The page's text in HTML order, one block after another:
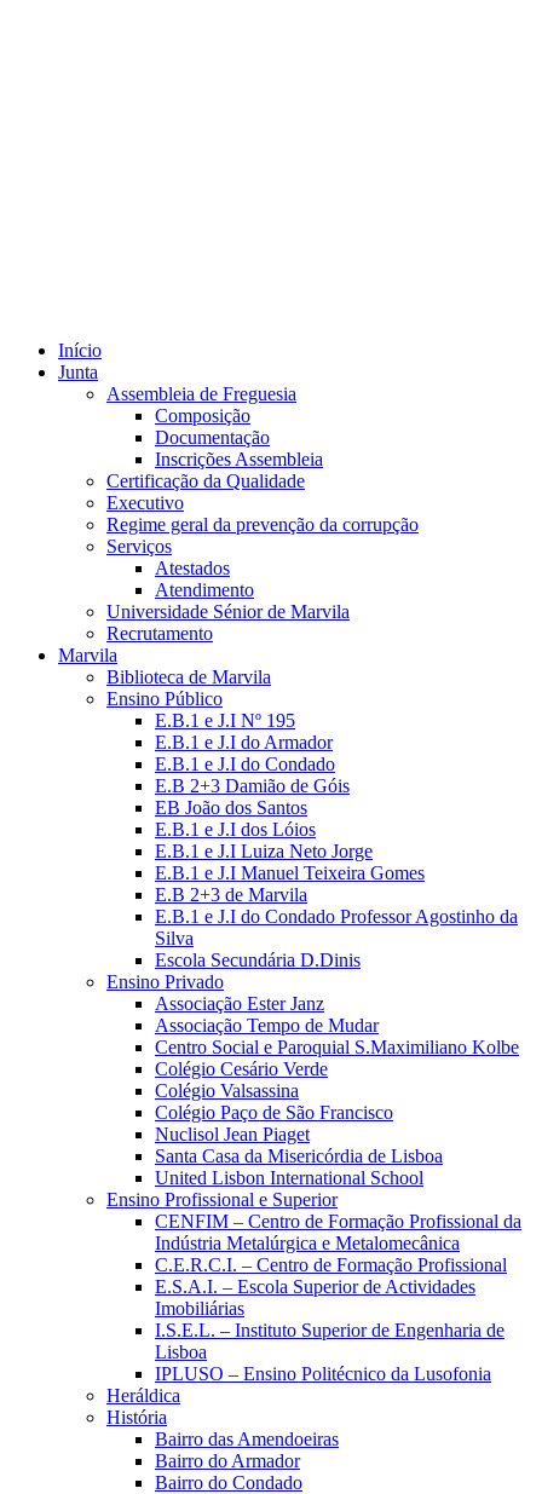
Início
Junta
Assembleia de Freguesia
Composição
Documentação
Inscrições Assembleia
Certificação da Qualidade
Executivo
Regime geral da prevenção da corrupção
Serviços
Atestados
Atendimento
Universidade Sénior de Marvila
Recrutamento
Marvila
Biblioteca de Marvila
Ensino Público
E.B.1 e J.I Nº 195
E.B.1 e J.I do Armador
E.B.1 e J.I do Condado
E.B 2+3 Damião de Góis
EB João dos Santos
E.B.1 e J.I dos Lóios
E.B.1 e J.I Luiza Neto Jorge
E.B.1 e J.I Manuel Teixeira Gomes
E.B 2+3 de Marvila
E.B.1 e J.I do Condado Professor Agostinho da
Silva
Escola Secundária D.Dinis
Ensino Privado
Associação Ester Janz
Associação Tempo de Mudar
Centro Social e Paroquial S.Maximiliano Kolbe
Colégio Cesário Verde
Colégio Valsassina
Colégio Paço de São Francisco
Nuclisol Jean Piaget
Santa Casa da Misericórdia de Lisboa
United Lisbon International School
Ensino Profissional e Superior
CENFIM – Centro de Formação Profissional da
Indústria Metalúrgica e Metalomecânica
C.E.R.C.I. – Centro de Formação Profissional
E.S.A.I. – Escola Superior de Actividades
Imobiliárias
I.S.E.L. – Instituto Superior de Engenharia de
Lisboa
IPLUSO – Ensino Politécnico da Lusofonia
Heráldica
História
Bairro das Amendoeiras
Bairro do Armador
Bairro do Condado